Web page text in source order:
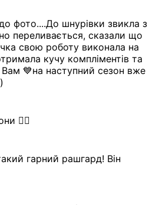
фото....До шнурівки звикла з
переливається, сказали що
свою роботу виконала на
кучу компліментів та
💙на наступний сезон вже
❤️‍🔥
гарний рашгард! Він